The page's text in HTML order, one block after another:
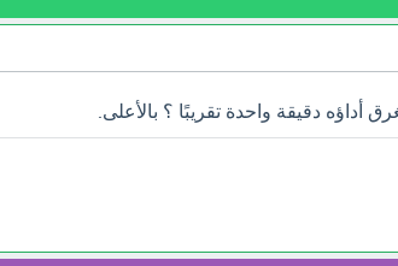
أداؤه دقيقة واحدة تقريبًا ؟ بالأعلى.